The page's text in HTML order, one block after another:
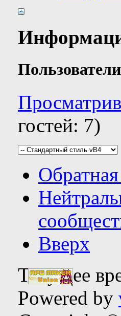
гостей: 7)
Обратная
Вверх
Текущее
Powered by